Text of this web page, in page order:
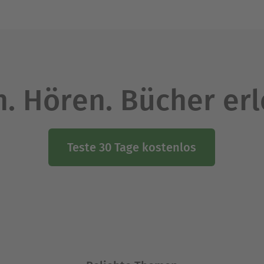
Hören. Bücher
Teste 30 Tage kostenlos